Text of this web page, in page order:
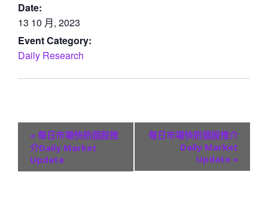
Date:
13 10 月, 2023
Event Category:
Daily Research
« 每日市場快訊個股推
介Daily Market
Update
每日市場快訊個股推介
Daily Market
Update »